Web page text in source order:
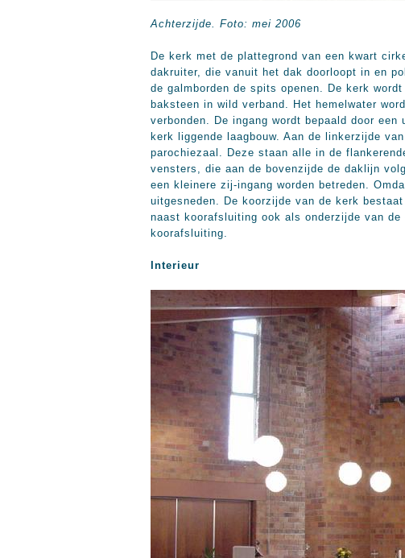
Achterzijde. Foto: mei 2006
De kerk met de plattegrond van een kwart
dakruiter, die vanuit het dak doorloopt in en
de galmborden de spits openen. De kerk
baksteen in wild verband. Het hemelwater
verbonden. De ingang wordt bepaald door
kerk liggende laagbouw. Aan de linkerzijde
parochiezaal. Deze staan alle in de
vensters, die aan de bovenzijde de daklijn
een kleinere zij-ingang worden betreden.
uitgesneden. De koorzijde van de kerk
naast koorafsluiting ook als onderzijde van
koorafsluiting.
Interieur